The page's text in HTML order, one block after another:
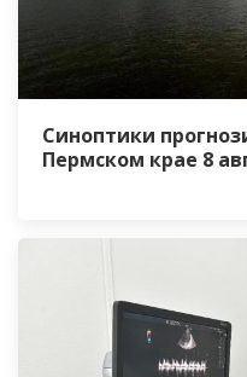
Синоптики
Пермском крае 8